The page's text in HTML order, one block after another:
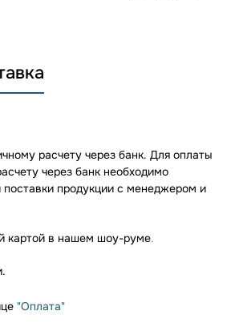
расчету через банк. Для оплаты
через банк необходимо
поставки продукции с менеджером и
картой в нашем шоу-руме.
"Оплата"